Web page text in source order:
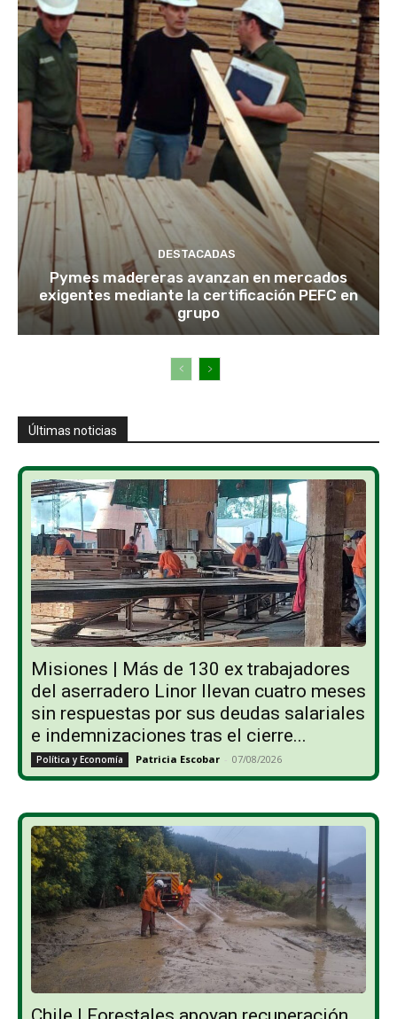
DESTACADAS
Pymes madereras avanzan en mercados
exigentes mediante la certificación PEFC en
grupo
Últimas noticias
Misiones | Más de 130 ex trabajadores
del aserradero Linor llevan cuatro meses
sin respuestas por sus deudas salariales
e indemnizaciones tras el cierre...
Política y Economía Patricia Escobar - 07/08/2026